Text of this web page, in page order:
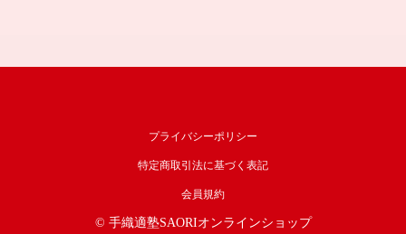
プライバシーポリシー
特定商取引法に基づく表記
会員規約
© 手織適塾SAORIオンラインショップ